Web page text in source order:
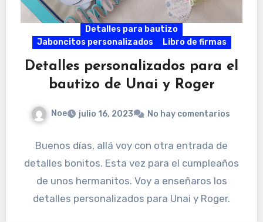
Detalles para bautizo
Jaboncitos personalizados
Libro de firmas
Detalles personalizados para el
bautizo de Unai y Roger
Noe julio 16, 2023 No hay comentarios
Buenos días, allá voy con otra entrada de
detalles bonitos. Esta vez para el cumpleaños
de unos hermanitos. Voy a enseñaros los
detalles personalizados para Unai y Roger.